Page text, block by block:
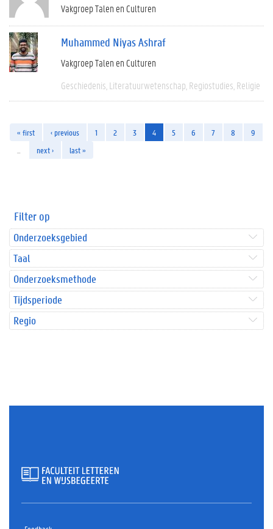
Vakgroep Talen en Culturen
Muhammed Niyas Ashraf
Vakgroep Talen en Culturen
Geschiedenis Literatuurwetenschap Regiostudies Religie
« first ‹ previous 1 2 3 4 5 6 7 8
9
next › last »
Filter op
Onderzoeksgebied
Taal
Onderzoeksmethode
Tijdsperiode
Regio